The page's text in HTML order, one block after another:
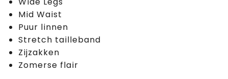
Mid Waist
Puur linnen
Stretch tailleband
Zijzakken
Zomerse flair